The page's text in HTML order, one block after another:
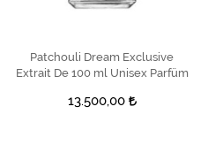
SEPETE EKLE
Patchouli Dream Exclusive
Extrait De 100 ml Unisex Parfüm
13.500,00